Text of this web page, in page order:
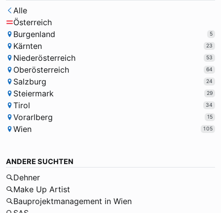
Alle
Österreich
Burgenland
5
Kärnten 23
Niederösterreich 53
Oberösterreich 64
Salzburg 24
Steiermark 29
Tirol 34
Vorarlberg 15
Wien 105
ANDERE SUCHTEN
Dehner
Make Up Artist
Bauprojektmanagement in Wien